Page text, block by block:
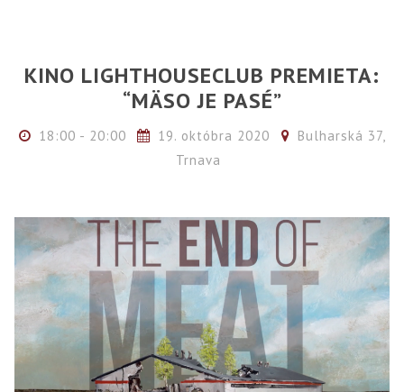
KINO LIGHTHOUSECLUB PREMIETA:
“MÄSO JE PASÉ”
18:00 - 20:00 19. októbra 2020
Bulharská 37,
Trnava